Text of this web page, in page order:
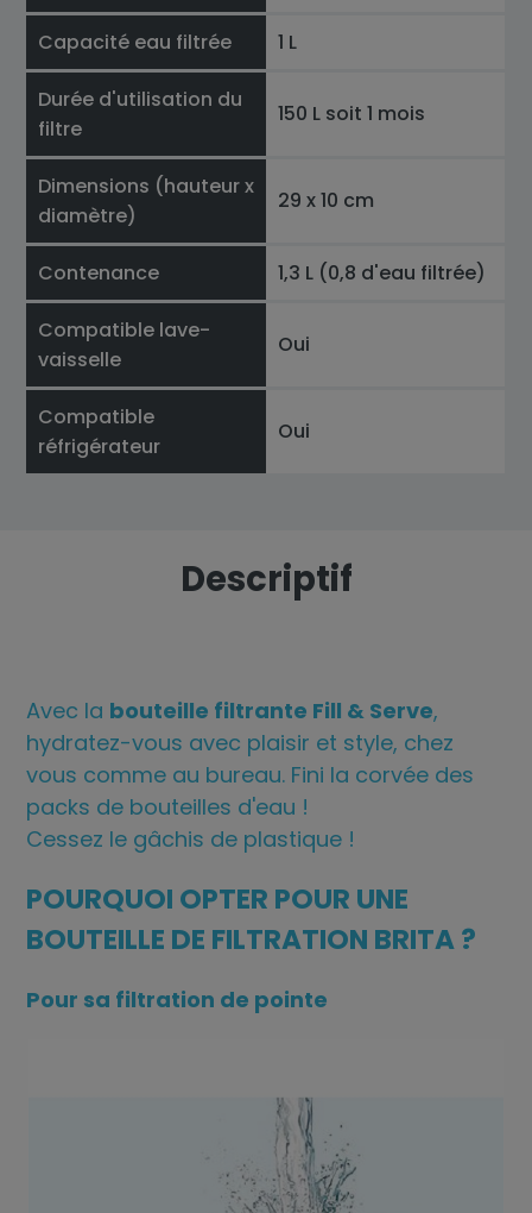
Capacité eau filtrée 1 L
Durée d'utilisation du
filtre
150 L soit 1 mois
Dimensions (hauteur x
diamètre)
29 x 10 cm
Contenance 1,3 L (0,8 d'eau filtrée)
Compatible lave-
vaisselle
Oui
Compatible
réfrigérateur
Oui
Descriptif
Avec la bouteille filtrante Fill & Serve,
hydratez-vous avec plaisir et style, chez
vous comme au bureau. Fini la corvée des
packs de bouteilles d'eau !
Cessez le gâchis de plastique !
POURQUOI OPTER POUR UNE
BOUTEILLE DE FILTRATION BRITA ?
Pour sa filtration de pointe